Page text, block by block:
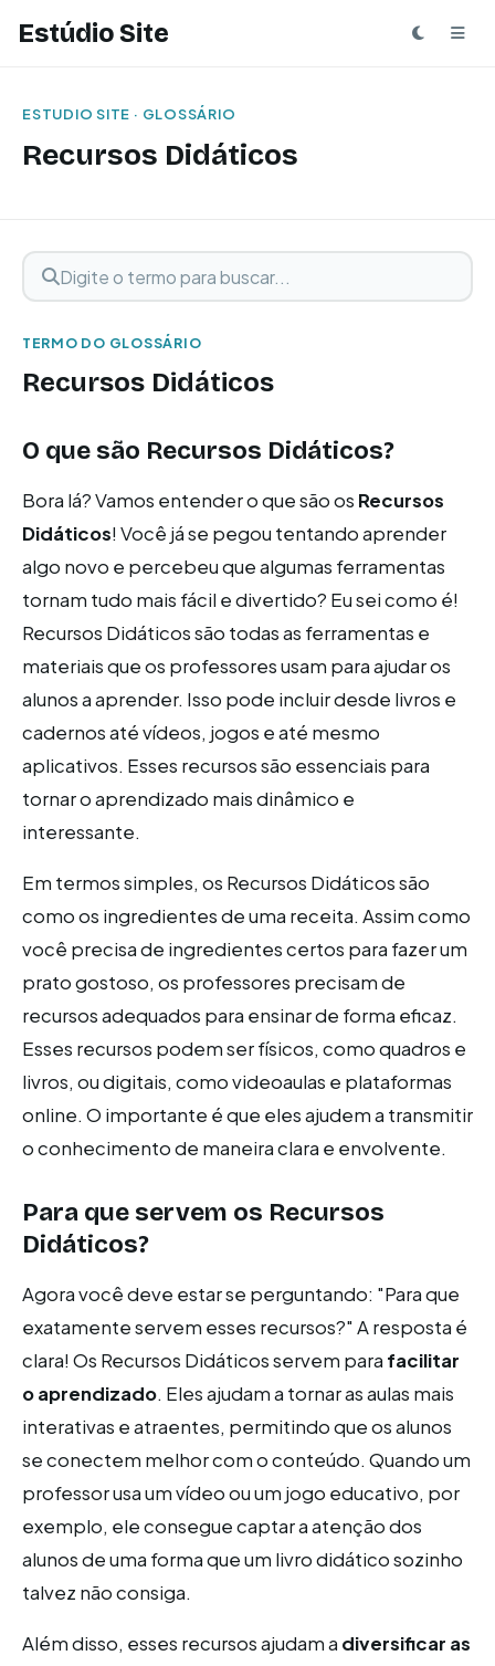
Estúdio Site
ESTUDIO SITE · GLOSSÁRIO
Recursos Didáticos
Buscar termo
Digite o termo para buscar
TERMO DO GLOSSÁRIO
Recursos Didáticos
O que são Recursos Didáticos?
Bora lá? Vamos entender o que são os Recursos
Didáticos! Você já se pegou tentando aprender
algo novo e percebeu que algumas ferramentas
tornam tudo mais fácil e divertido? Eu sei como é!
Recursos Didáticos são todas as ferramentas e
materiais que os professores usam para ajudar os
alunos a aprender. Isso pode incluir desde livros e
cadernos até vídeos, jogos e até mesmo
aplicativos. Esses recursos são essenciais para
tornar o aprendizado mais dinâmico e
interessante.
Em termos simples, os Recursos Didáticos são
como os ingredientes de uma receita. Assim como
você precisa de ingredientes certos para fazer um
prato gostoso, os professores precisam de
recursos adequados para ensinar de forma eficaz.
Esses recursos podem ser físicos, como quadros e
livros, ou digitais, como videoaulas e plataformas
online. O importante é que eles ajudem a transmitir
o conhecimento de maneira clara e envolvente.
Para que servem os Recursos
Didáticos?
Agora você deve estar se perguntando: "Para que
exatamente servem esses recursos?" A resposta é
clara! Os Recursos Didáticos servem para facilitar
o aprendizado. Eles ajudam a tornar as aulas mais
interativas e atraentes, permitindo que os alunos
se conectem melhor com o conteúdo. Quando um
professor usa um vídeo ou um jogo educativo, por
exemplo, ele consegue captar a atenção dos
alunos de uma forma que um livro didático sozinho
talvez não consiga.
Além disso, esses recursos ajudam a diversificar as